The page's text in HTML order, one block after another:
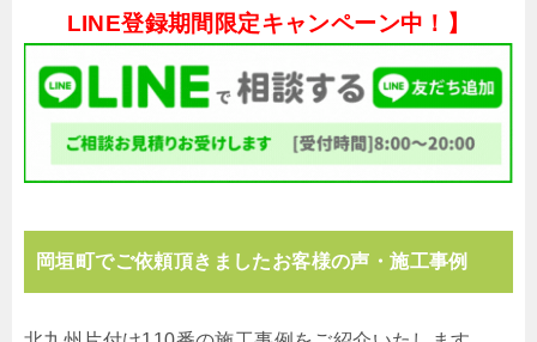
LINE登録期間限定キャンペーン中！】
岡垣町でご依頼頂きましたお客様の声・施工事例